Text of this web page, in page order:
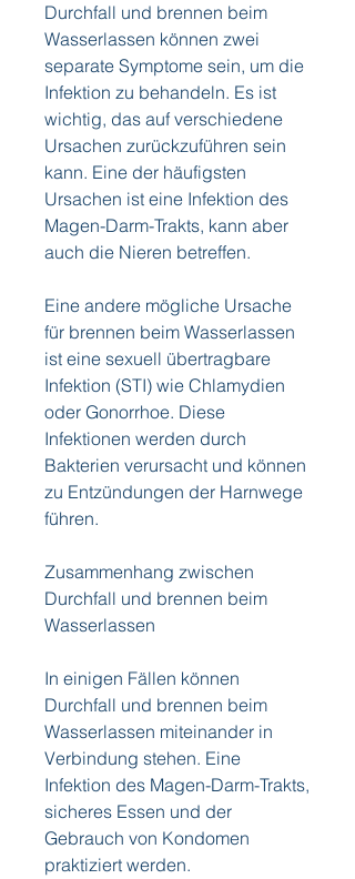
Durchfall und brennen beim
Wasserlassen können zwei
separate Symptome sein, um die
Infektion zu behandeln. Es ist
wichtig, das auf verschiedene
Ursachen zurückzuführen sein
kann. Eine der häufigsten
Ursachen ist eine Infektion des
Magen-Darm-Trakts, kann aber
auch die Nieren betreffen.
Eine andere mögliche Ursache
für brennen beim Wasserlassen
ist eine sexuell übertragbare
Infektion (STI) wie Chlamydien
oder Gonorrhoe. Diese
Infektionen werden durch
Bakterien verursacht und können
zu Entzündungen der Harnwege
führen.
Zusammenhang zwischen
Durchfall und brennen beim
Wasserlassen
In einigen Fällen können
Durchfall und brennen beim
Wasserlassen miteinander in
Verbindung stehen. Eine
Infektion des Magen-Darm-Trakts,
sicheres Essen und der
Gebrauch von Kondomen
praktiziert werden.